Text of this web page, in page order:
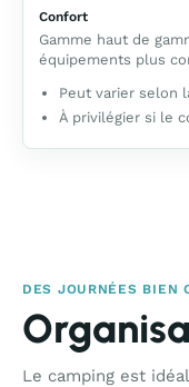
Confort
Gamme haut de
équipements plus
Peut varier selon
À privilégier si le
DES JOURNÉES BIEN
Le camping est